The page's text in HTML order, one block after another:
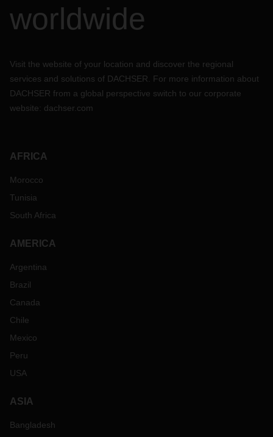
worldwide
Visit the website of your location and discover the regional
services and solutions of DACHSER. For more information about
DACHSER from a global perspective switch to our corporate
website: dachser.com
AFRICA
Morocco
Tunisia
South Africa
AMERICA
Argentina
Brazil
Canada
Chile
Mexico
Peru
USA
ASIA
Bangladesh